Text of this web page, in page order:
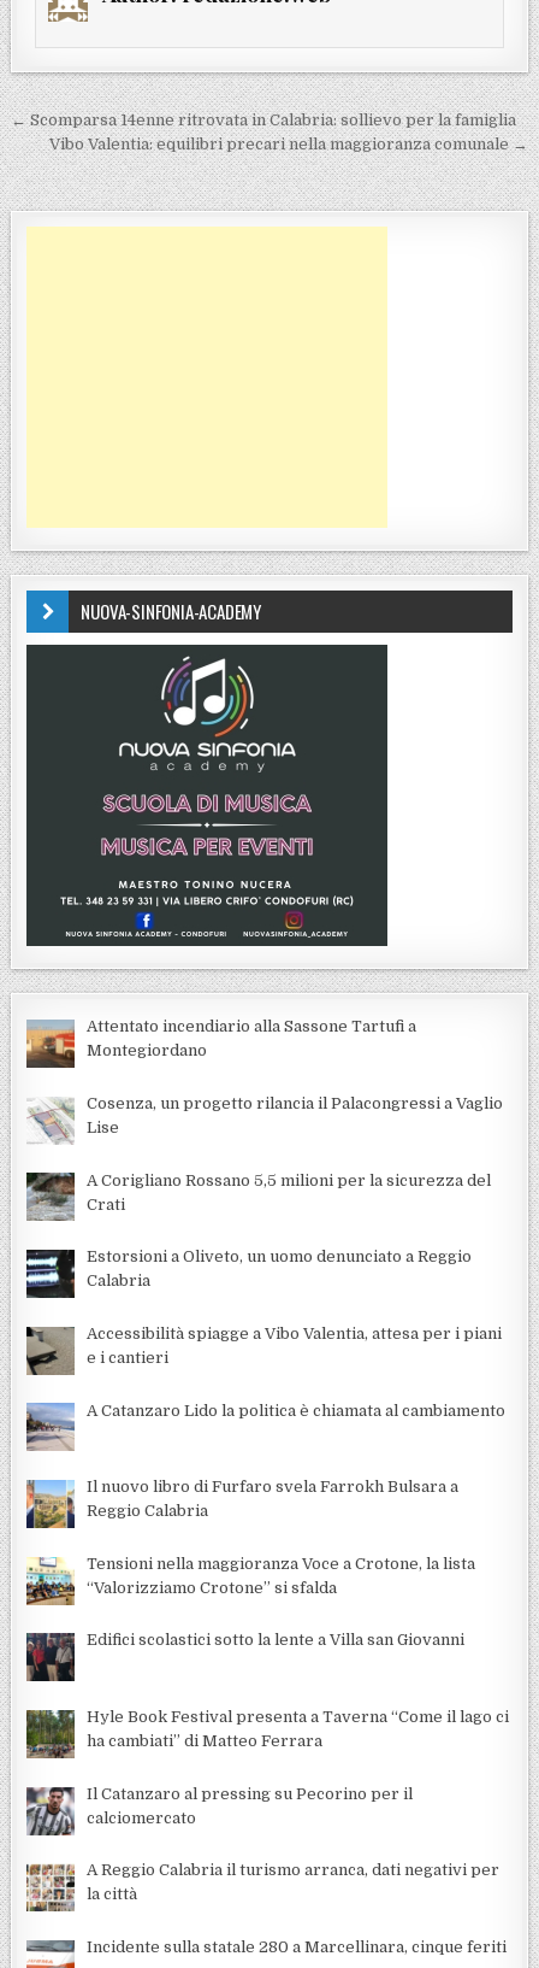
Navigazione articoli
← Scomparsa 14enne ritrovata in Calabria: sollievo per la famiglia
Vibo Valentia: equilibri precari nella maggioranza comunale →
NUOVA-SINFONIA-ACADEMY
Attentato incendiario alla Sassone Tartufi a
Montegiordano
Cosenza, un progetto rilancia il Palacongressi a Vaglio
Lise
A Corigliano Rossano 5,5 milioni per la sicurezza del
Crati
Estorsioni a Oliveto, un uomo denunciato a Reggio
Calabria
Accessibilità spiagge a Vibo Valentia, attesa per i piani
e i cantieri
A Catanzaro Lido la politica è chiamata al cambiamento
Il nuovo libro di Furfaro svela Farrokh Bulsara a
Reggio Calabria
Tensioni nella maggioranza Voce a Crotone, la lista
“Valorizziamo Crotone” si sfalda
Edifici scolastici sotto la lente a Villa san Giovanni
Hyle Book Festival presenta a Taverna “Come il lago ci
ha cambiati” di Matteo Ferrara
Il Catanzaro al pressing su Pecorino per il
calciomercato
A Reggio Calabria il turismo arranca, dati negativi per
la città
Incidente sulla statale 280 a Marcellinara, cinque feriti